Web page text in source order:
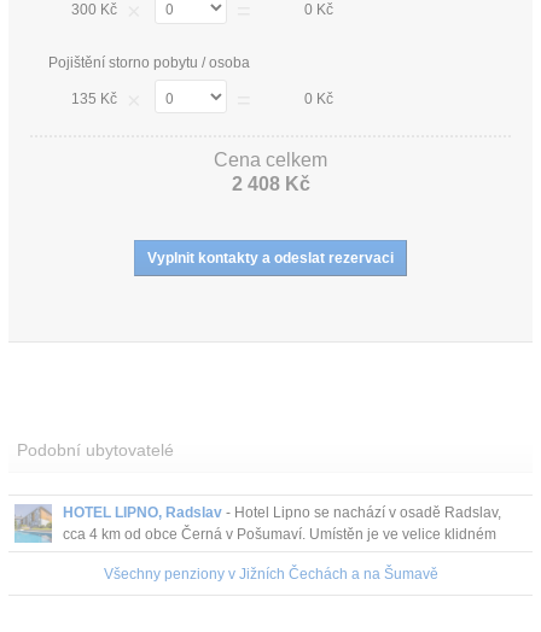
300 Kč 0 Kč
Pojištění storno pobytu / osoba
135 Kč 0 Kč
Cena celkem
2 408 Kč
Podobní ubytovatelé
HOTEL LIPNO, Radslav - Hotel Lipno se nachází v osadě Radslav,
cca 4 km od obce Černá v Pošumaví. Umístěn je ve velice klidném
prostředí s nádhernou přírodou,...
Všechny penziony v Jižních Čechách a na Šumavě